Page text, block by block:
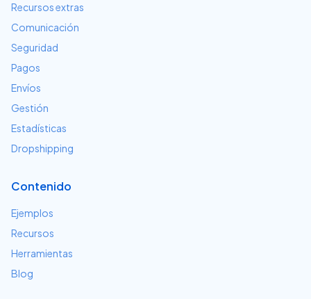
Recursos extras
Comunicación
Seguridad
Pagos
Envíos
Gestión
Estadísticas
Dropshipping
Contenido
Ejemplos
Recursos
Herramientas
Blog